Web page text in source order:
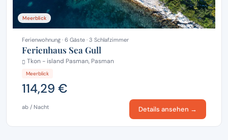
Meerblick
Ferienwohnung · 6 Gäste · 3 Schlafzimmer
Ferienhaus Sea Gull
Tkon - island Pasman, Pasman
Meerblick
114,29 €
ab / Nacht Details ansehen →